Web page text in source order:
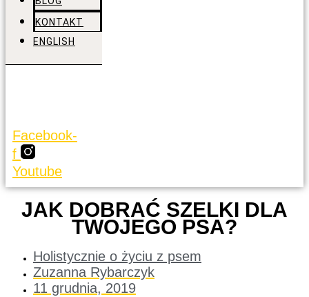
KONTAKT
ENGLISH
Facebook-
f
Youtube
JAK DOBRAĆ SZELKI DLA
TWOJEGO PSA?
Holistycznie o życiu z psem
Zuzanna Rybarczyk
11 grudnia, 2019